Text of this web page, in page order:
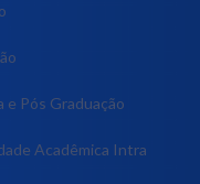
e Pós Graduação
Acadêmica Intra